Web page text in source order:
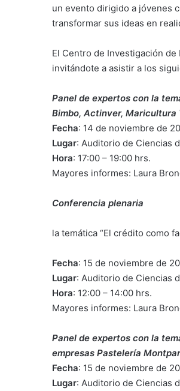
un evento dirigido a jóvenes
transformar sus ideas en
El Centro de Investigación de
invitándote a asistir a los
Panel de expertos con la
Bimbo, Actinver, Maricultura
Fecha: 14 de noviembre de
Lugar: Auditorio de Ciencias
Hora: 17:00 – 19:00 hrs.
Mayores informes: Laura
Conferencia plenaria
la temática “El crédito como
Fecha: 15 de noviembre de
Lugar: Auditorio de Ciencias
Hora: 12:00 – 14:00 hrs.
Mayores informes: Laura
Panel de expertos con la
empresas Pastelería
Fecha: 15 de noviembre de
Lugar: Auditorio de Ciencias